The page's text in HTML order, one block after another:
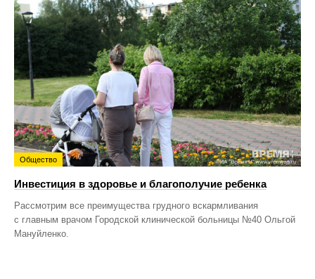
Общество
Инвестиция в здоровье и благополучие ребенка
Рассмотрим все преимущества грудного вскармливания
с главным врачом Городской клинической больницы №40 Ольгой
Мануйленко.